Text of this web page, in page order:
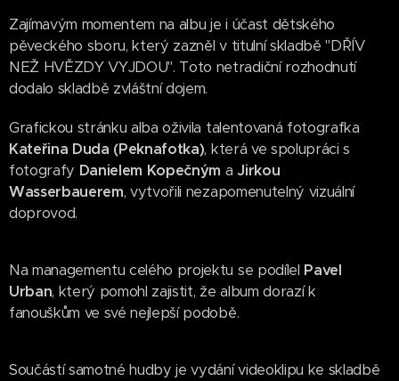
Zajímavým momentem na albu je i účast dětského
pěveckého sboru, který zazněl v titulní skladbě "DŘÍV
NEŽ HVĚZDY VYJDOU". Toto netradiční rozhodnutí
dodalo skladbě zvláštní dojem.
Grafickou stránku alba oživila talentovaná fotografka
Kateřina Duda (Peknafotka), která ve spolupráci s
fotografy Danielem Kopečným aJirkou
Wasserbauerem, vytvořili nezapomenutelný vizuální
doprovod.
Na managementu celého projektu se podílel Pavel
Urban, který pomohl zajistit, že album dorazí k
fanouškům ve své nejlepší podobě.
Součástí samotné hudby je vydání videoklipu ke skladbě